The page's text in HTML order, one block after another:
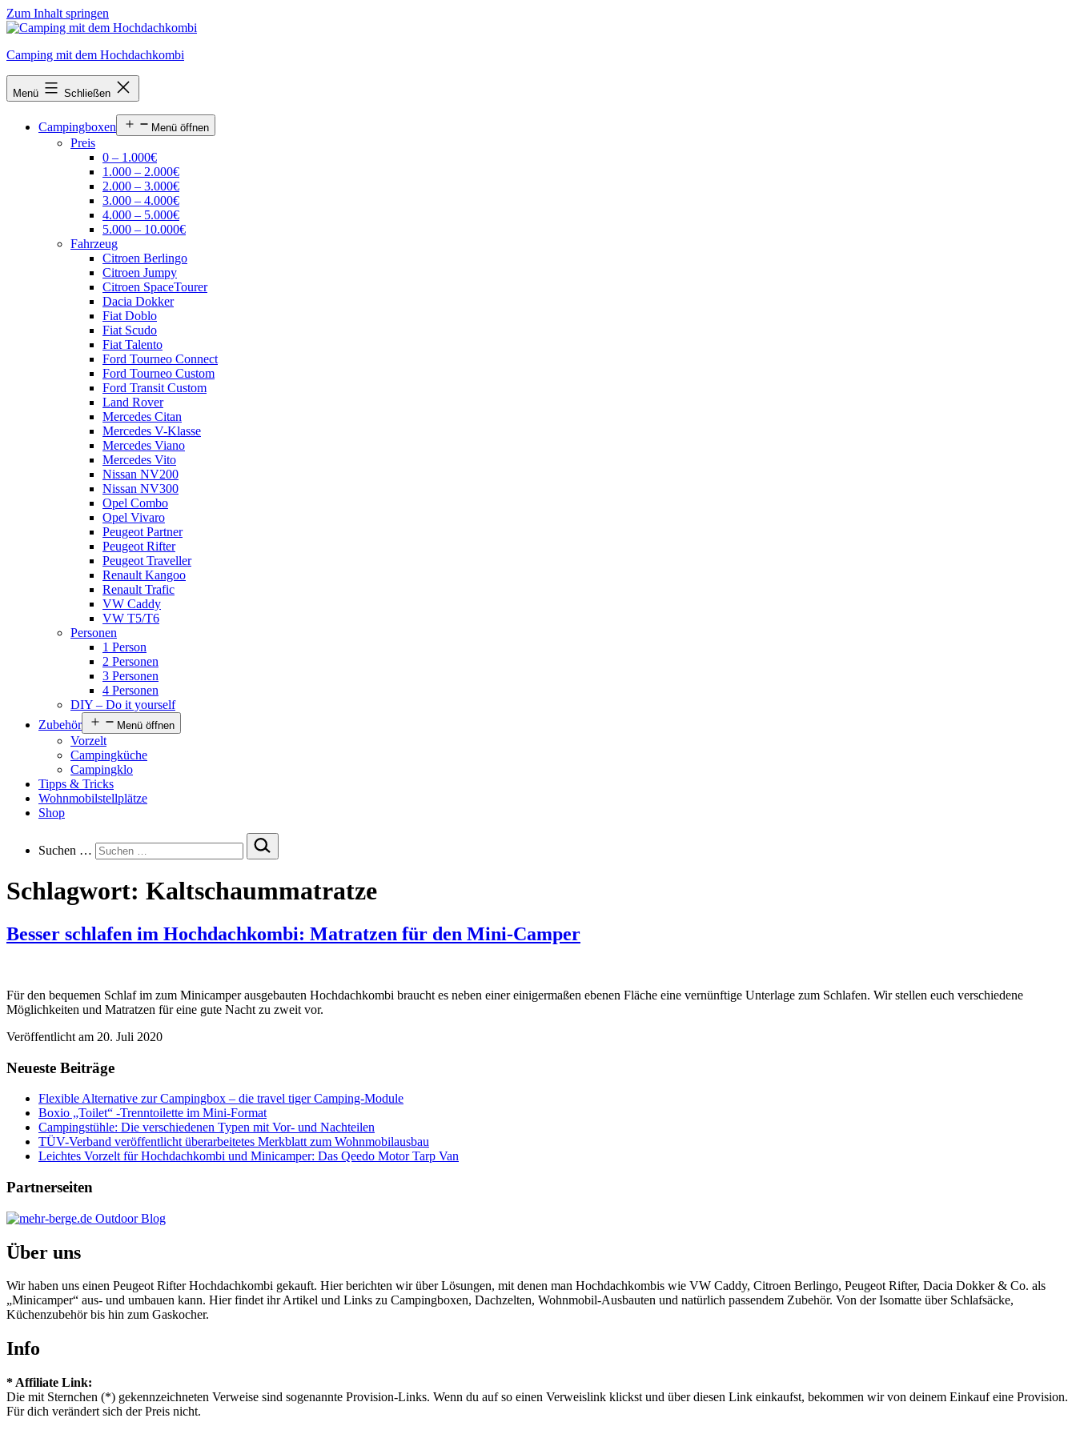
Zum Inhalt springen
Camping mit dem Hochdachkombi
Menü Schließen
Campingboxen Menü öffnen
Preis
0 – 1.000€
1.000 – 2.000€
2.000 – 3.000€
3.000 – 4.000€
4.000 – 5.000€
5.000 – 10.000€
Fahrzeug
Citroen Berlingo
Citroen Jumpy
Citroen SpaceTourer
Dacia Dokker
Fiat Doblo
Fiat Scudo
Fiat Talento
Ford Tourneo Connect
Ford Tourneo Custom
Ford Transit Custom
Land Rover
Mercedes Citan
Mercedes V-Klasse
Mercedes Viano
Mercedes Vito
Nissan NV200
Nissan NV300
Opel Combo
Opel Vivaro
Peugeot Partner
Peugeot Rifter
Peugeot Traveller
Renault Kangoo
Renault Trafic
VW Caddy
VW T5/T6
Personen
1 Person
2 Personen
3 Personen
4 Personen
DIY – Do it yourself
Zubehör
Menü öffnen
Vorzelt
Campingküche
Campingklo
Tipps & Tricks
Wohnmobilstellplätze
Shop
Suchen …
Schlagwort: Kaltschaummatratze
Besser schlafen im Hochdachkombi: Matratzen für den Mini-Camper
Für den bequemen Schlaf im zum Minicamper ausgebauten Hochdachkombi braucht es neben einer einigermaßen ebenen Fläche eine vernünftige Unterlage zum Schlafen. Wir stellen euch verschiedene
Möglichkeiten und Matratzen für eine gute Nacht zu zweit vor.
Veröffentlicht am 20. Juli 2020
Neueste Beiträge
Flexible Alternative zur Campingbox – die travel tiger Camping-Module
Boxio „Toilet“ -Trenntoilette im Mini-Format
Campingstühle: Die verschiedenen Typen mit Vor- und Nachteilen
TÜV-Verband veröffentlicht überarbeitetes Merkblatt zum Wohnmobilausbau
Leichtes Vorzelt für Hochdachkombi und Minicamper: Das Qeedo Motor Tarp Van
Partnerseiten
Über uns
Wir haben uns einen Peugeot Rifter Hochdachkombi gekauft. Hier berichten wir über Lösungen, mit denen man Hochdachkombis wie VW Caddy, Citroen Berlingo, Peugeot Rifter, Dacia Dokker & Co. als
„Minicamper“ aus- und umbauen kann. Hier findet ihr Artikel und Links zu Campingboxen, Dachzelten, Wohnmobil-Ausbauten und natürlich passendem Zubehör. Von der Isomatte über Schlafsäcke,
Küchenzubehör bis hin zum Gaskocher.
Info
* Affiliate Link:
Die mit Sternchen (*) gekennzeichneten Verweise sind sogenannte Provision-Links. Wenn du auf so einen Verweislink klickst und über diesen Link einkaufst, bekommen wir von deinem Einkauf eine Provision.
Für dich verändert sich der Preis nicht.